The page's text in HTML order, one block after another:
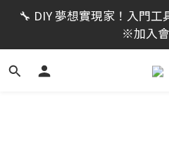
限時活動｜全館消費滿
趁現在！立即
🔧 DIY 夢想實現家！入門
※加入
🔨 電動工具熱銷中！馬力
加入會
限時活動｜全館消費滿